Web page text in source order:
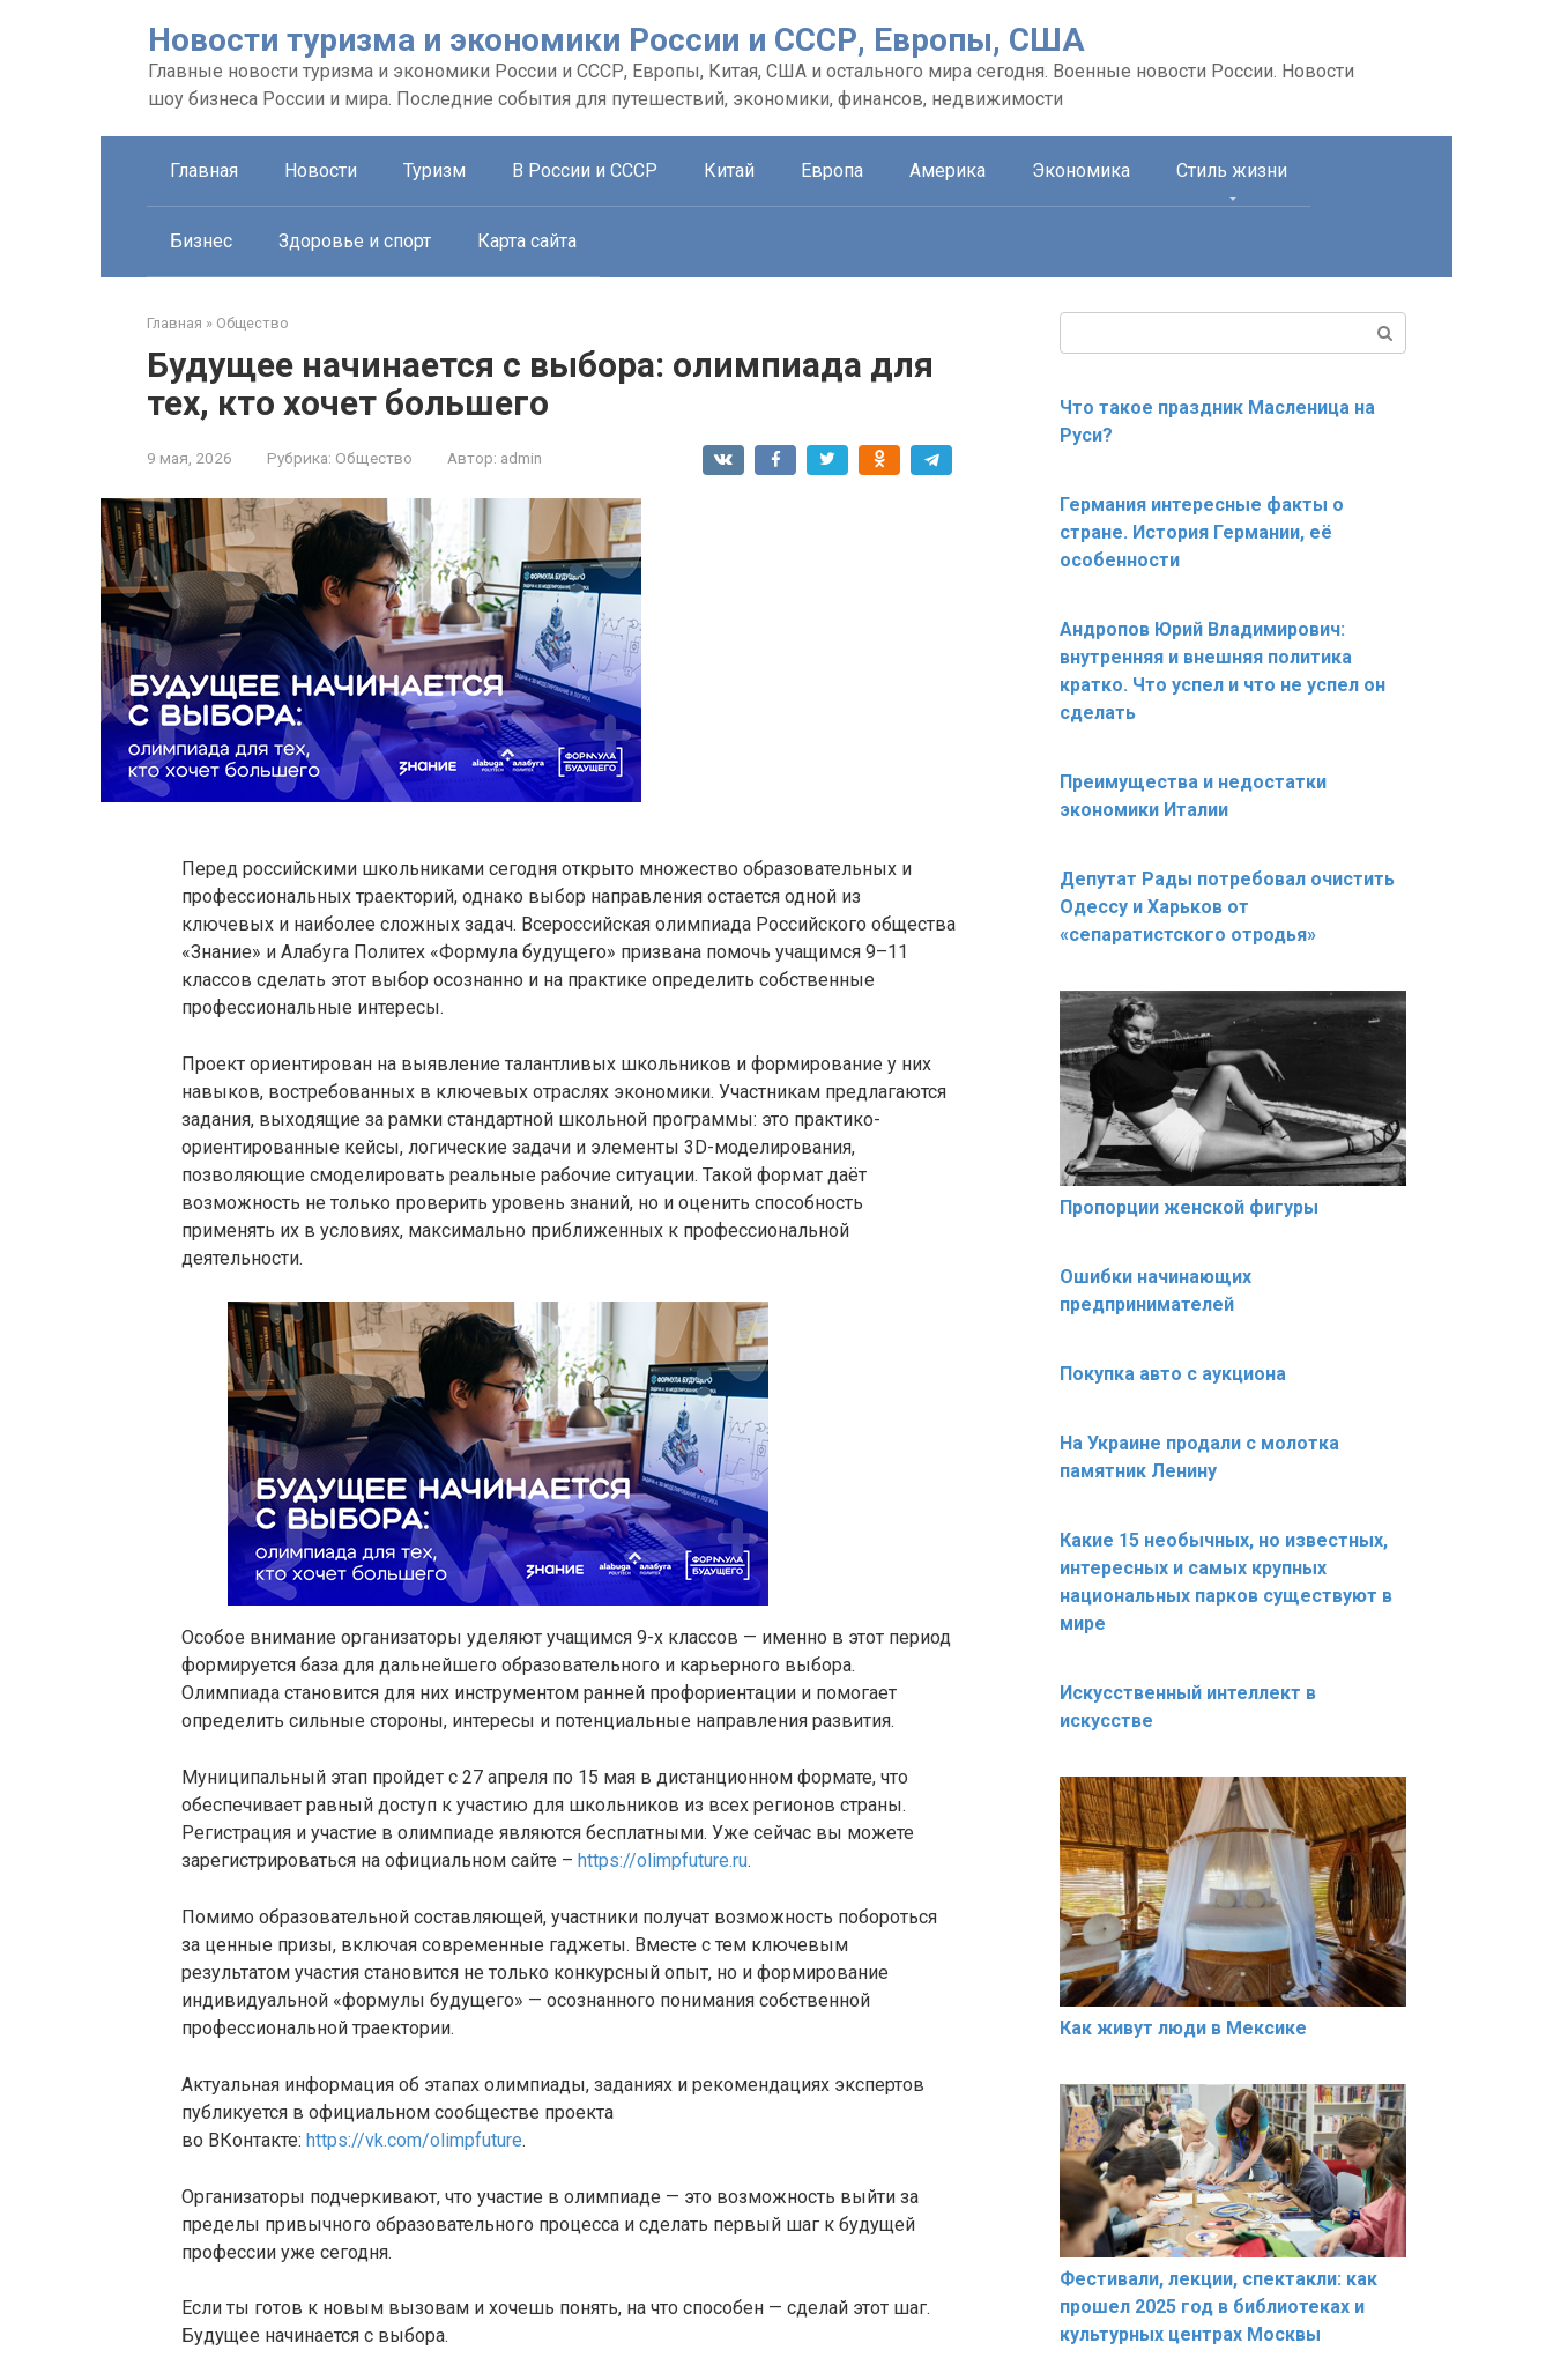
Новости туризма и экономики России и СССР, Европы, США
Главные новости туризма и экономики России и СССР, Европы, Китая, США и остального мира сегодня. Военные новости России. Новости
шоу бизнеса России и мира. Последние события для путешествий, экономики, финансов, недвижимости
Главная Новости Туризм В России и СССР Китай Европа Америка Экономика Стиль жизни
Бизнес Здоровье и спорт Карта сайта
Главная » Общество
Будущее начинается с выбора: олимпиада для
тех, кто хочет большего
9 мая, 2026 Рубрика: Общество Автор: admin
Перед российскими школьниками сегодня открыто множество образовательных и
профессиональных траекторий, однако выбор направления остается одной из
ключевых и наиболее сложных задач. Всероссийская олимпиада Российского общества
«Знание» и Алабуга Политех «Формула будущего» призвана помочь учащимся 9–11
классов сделать этот выбор осознанно и на практике определить собственные
профессиональные интересы.
Проект ориентирован на выявление талантливых школьников и формирование у них
навыков, востребованных в ключевых отраслях экономики. Участникам предлагаются
задания, выходящие за рамки стандартной школьной программы: это практико-
ориентированные кейсы, логические задачи и элементы 3D-моделирования,
позволяющие смоделировать реальные рабочие ситуации. Такой формат даёт
возможность не только проверить уровень знаний, но и оценить способность
применять их в условиях, максимально приближенных к профессиональной
деятельности.
Особое внимание организаторы уделяют учащимся 9-х классов — именно в этот период
формируется база для дальнейшего образовательного и карьерного выбора.
Олимпиада становится для них инструментом ранней профориентации и помогает
определить сильные стороны, интересы и потенциальные направления развития.
Муниципальный этап пройдет с 27 апреля по 15 мая в дистанционном формате, что
обеспечивает равный доступ к участию для школьников из всех регионов страны.
Регистрация и участие в олимпиаде являются бесплатными. Уже сейчас вы можете
зарегистрироваться на официальном сайте – https://olimpfuture.ru.
Помимо образовательной составляющей, участники получат возможность побороться
за ценные призы, включая современные гаджеты. Вместе с тем ключевым
результатом участия становится не только конкурсный опыт, но и формирование
индивидуальной «формулы будущего» — осознанного понимания собственной
профессиональной траектории.
Актуальная информация об этапах олимпиады, заданиях и рекомендациях экспертов
публикуется в официальном сообществе проекта
во ВКонтакте: https://vk.com/olimpfuture.
Организаторы подчеркивают, что участие в олимпиаде — это возможность выйти за
пределы привычного образовательного процесса и сделать первый шаг к будущей
профессии уже сегодня.
Если ты готов к новым вызовам и хочешь понять, на что способен — сделай этот шаг.
Будущее начинается с выбора.
Что такое праздник Масленица на
Руси?
Германия интересные факты о
стране. История Германии, её
особенности
Андропов Юрий Владимирович:
внутренняя и внешняя политика
кратко. Что успел и что не успел он
сделать
Преимущества и недостатки
экономики Италии
Депутат Рады потребовал очистить
Одессу и Харьков от
«сепаратистского отродья»
Пропорции женской фигуры
Ошибки начинающих
предпринимателей
Покупка авто с аукциона
На Украине продали с молотка
памятник Ленину
Какие 15 необычных, но известных,
интересных и самых крупных
национальных парков существуют в
мире
Искусственный интеллект в
искусстве
Как живут люди в Мексике
Фестивали, лекции, спектакли: как
прошел 2025 год в библиотеках и
культурных центрах Москвы